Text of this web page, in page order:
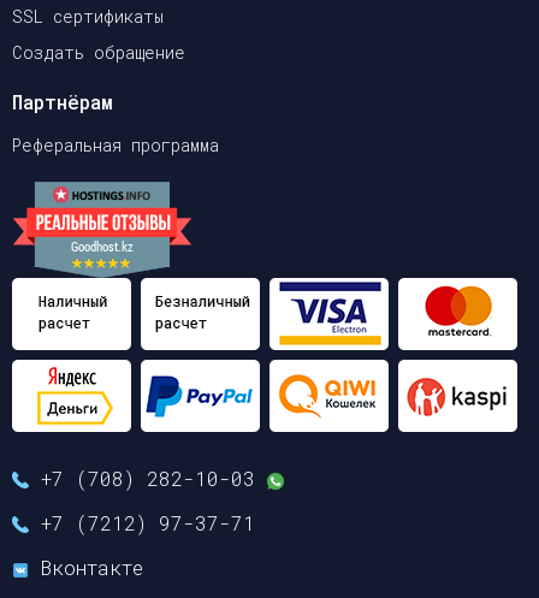
SSL сертификаты
Создать обращение
Партнёрам
Реферальная программа
+7 (708) 282-10-03
+7 (7212) 97-37-71
Вконтакте